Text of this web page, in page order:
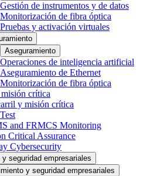
Gestión de instrumentos y de datos
Monitorización de fibra óptica
Pruebas y activación virtuales
Aseguramiento
Operaciones de inteligencia artificial
Aseguramiento de Ethernet
Monitorización de fibra óptica
crítica
y misión crítica
and FRMCS Monitoring
Critical Assurance
Cybersecurity
y seguridad empresariales
y seguridad empresariales